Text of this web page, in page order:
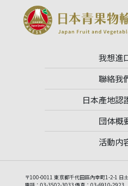
我想進
聯絡我
日本產地認
団体概
活動内
〒100-0011 東京都千代田區內幸町1-2-1 日